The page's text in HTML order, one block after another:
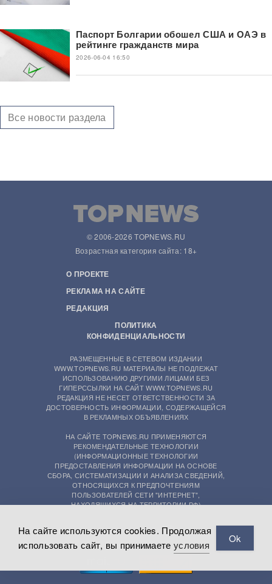
Паспорт Болгарии обошел США и ОАЭ в
рейтинге гражданств мира
2026-06-04 16:50
Все новости раздела
© 2006-2026 TOPNEWS.RU
Возрастная категория сайта: 18+
О ПРОЕКТЕ
РЕКЛАМА НА САЙТЕ
РЕДАКЦИЯ
ПОЛИТИКА
КОНФИДЕНЦИАЛЬНОСТИ
РАЗМЕЩЕННЫЕ В СЕТЕВОМ ИЗДАНИИ
WWW.TOPNEWS.RU МАТЕРИАЛЫ НЕ ПОДЛЕЖАТ
ИСПОЛЬЗОВАНИЮ ДРУГИМИ ЛИЦАМИ БЕЗ
ГИПЕРССЫЛКИ НА САЙТ WWW.TOPNEWS.RU
РЕДАКЦИЯ НЕ НЕСЕТ ОТВЕТСТВЕННОСТИ ЗА
ДОСТОВЕРНОСТЬ ИНФОРМАЦИИ, СОДЕРЖАЩЕЙСЯ
В РЕКЛАМНЫХ ОБЪЯВЛЕНИЯХ
НА САЙТЕ TOPNEWS.RU ПРИМЕНЯЮТСЯ
РЕКОМЕНДАТЕЛЬНЫЕ ТЕХНОЛОГИИ
(ИНФОРМАЦИОННЫЕ ТЕХНОЛОГИИ
ПРЕДОСТАВЛЕНИЯ ИНФОРМАЦИИ НА ОСНОВЕ
СБОРА, СИСТЕМАТИЗАЦИИ И АНАЛИЗА СВЕДЕНИЙ,
ОТНОСЯЩИХСЯ К ПРЕДПОЧТЕНИЯМ
ПОЛЬЗОВАТЕЛЕЙ СЕТИ "ИНТЕРНЕТ",
НАХОДЯЩИХСЯ НА ТЕРРИТОРИИ РФ)
На сайте используются cookies. Продолжая
использовать сайт, вы принимаете условия
Ok